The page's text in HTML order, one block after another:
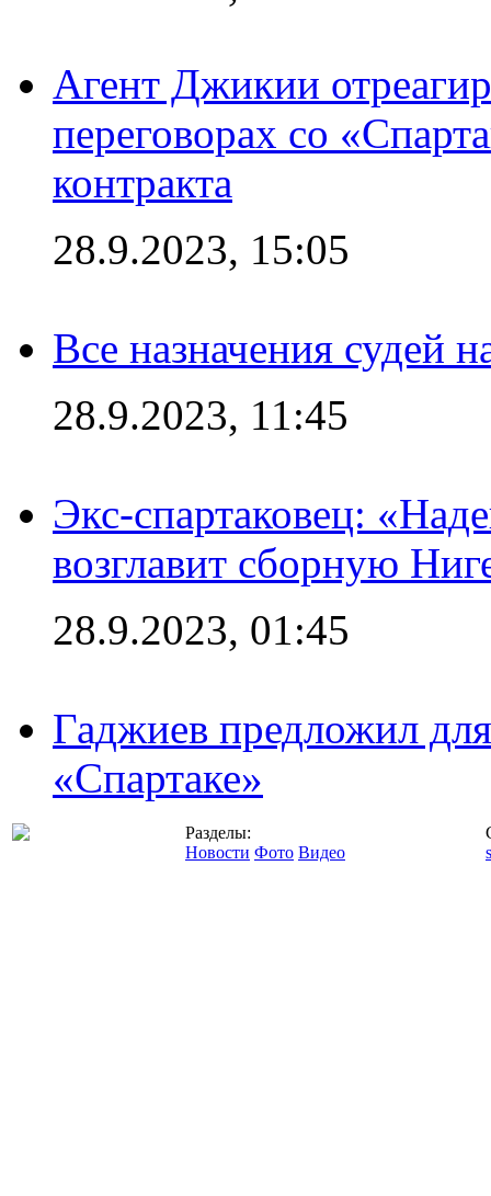
Агент Джикии
переговорах со
контракта
28.9.2023, 15:05
Все назначения судей
28.9.2023, 11:45
Экс-спартаковец:
возглавит сборную
28.9.2023, 01:45
Гаджиев предложил
«Спартаке»
Разделы:
Новости Фото Видео